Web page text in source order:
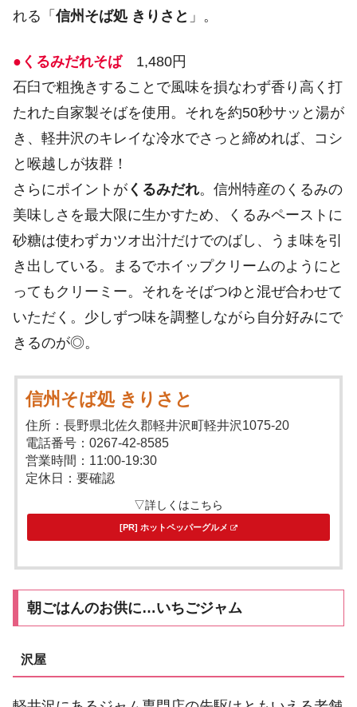
れる「 信州そば処 きりさと 」。
●くるみだれそば1,480円
石臼で粗挽きすることで風味を損なわず香り高く打
たれた自家製そばを使用。それを約50秒サッと湯が
き、軽井沢のキレイな冷水でさっと締めれば、コシ
と喉越しが抜群！
さらにポイントが くるみだれ。信州特産のくるみの
美味しさを最大限に生かすため、くるみペーストに
砂糖は使わずカツオ出汁だけでのばし、うま味を引
き出している。まるでホイップクリームのようにと
ってもクリーミー。それをそばつゆと混ぜ合わせて
いただく。少しずつ味を調整しながら自分好みにで
きるのが◎。
信州そば処 きりさと
住所：長野県北佐久郡軽井沢町軽井沢1075-20
電話番号：0267-42-8585
営業時間：11:00-19:30
定休日：要確認
▽詳しくはこちら
[PR] ホットペッパーグルメ
朝ごはんのお供に…いちごジャム
沢屋